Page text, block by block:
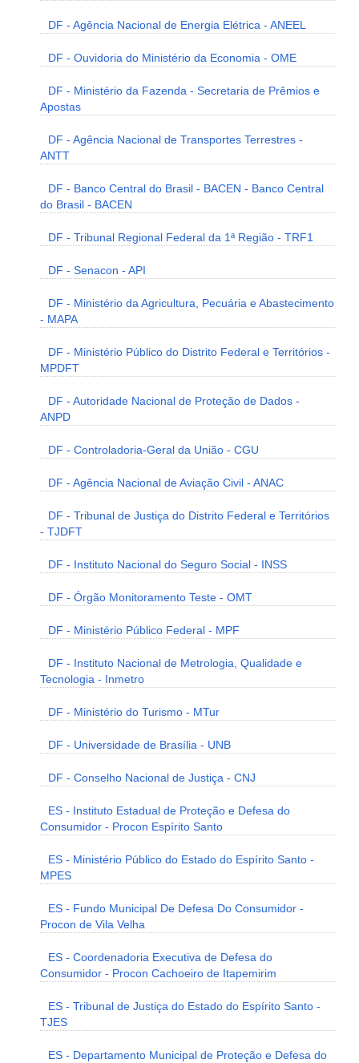
DF - Agência Nacional de Energia Elétrica - ANEEL
DF - Ouvidoria do Ministério da Economia - OME
DF - Ministério da Fazenda - Secretaria de Prêmios e
Apostas
DF - Agência Nacional de Transportes Terrestres -
ANTT
DF - Banco Central do Brasil - BACEN - Banco Central
do Brasil - BACEN
DF - Tribunal Regional Federal da 1ª Região - TRF1
DF - Senacon - API
DF - Ministério da Agricultura, Pecuária e Abastecimento
- MAPA
DF - Ministério Público do Distrito Federal e Territórios -
MPDFT
DF - Autoridade Nacional de Proteção de Dados -
ANPD
DF - Controladoria-Geral da União - CGU
DF - Agência Nacional de Aviação Civil - ANAC
DF - Tribunal de Justiça do Distrito Federal e Territórios
- TJDFT
DF - Instituto Nacional do Seguro Social - INSS
DF - Órgão Monitoramento Teste - OMT
DF - Ministério Público Federal - MPF
DF - Instituto Nacional de Metrologia, Qualidade e
Tecnologia - Inmetro
DF - Ministério do Turismo - MTur
DF - Universidade de Brasília - UNB
DF - Conselho Nacional de Justiça - CNJ
ES - Instituto Estadual de Proteção e Defesa do
Consumidor - Procon Espírito Santo
ES - Ministério Público do Estado do Espírito Santo -
MPES
ES - Fundo Municipal De Defesa Do Consumidor -
Procon de Vila Velha
ES - Coordenadoria Executiva de Defesa do
Consumidor - Procon Cachoeiro de Itapemirim
ES - Tribunal de Justiça do Estado do Espírito Santo -
TJES
ES - Departamento Municipal de Proteção e Defesa do